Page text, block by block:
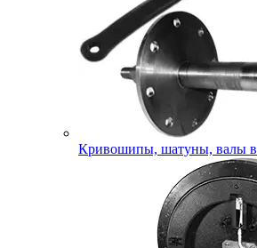
Кривошипы, шатуны, валы